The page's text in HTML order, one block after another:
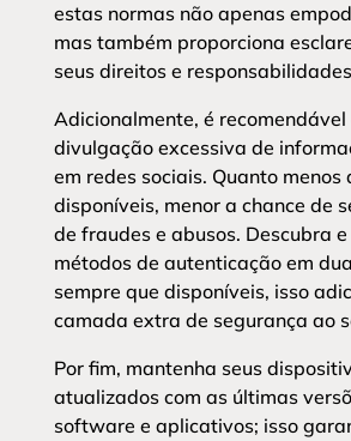
estas normas não apenas
mas também proporciona
seus direitos e
Adicionalmente, é
divulgação excessiva de
em redes sociais. Quanto menos
disponíveis, menor a chance de
de fraudes e abusos. Descubra
métodos de autenticação em
sempre que disponíveis, isso
camada extra de segurança ao
Por fim, mantenha seus
atualizados com as últimas
software e aplicativos; isso